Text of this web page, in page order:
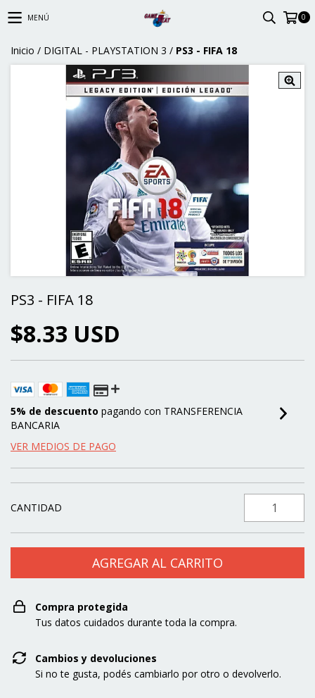
MENÚ 0
Inicio / DIGITAL - PLAYSTATION 3 / PS3 - FIFA 18
PS3 - FIFA 18
$8.33 USD
5% de descuento pagando con TRANSFERENCIA
BANCARIA
VER MEDIOS DE PAGO
CANTIDAD
Compra protegida
Tus datos cuidados durante toda la compra.
Cambios y devoluciones
Si no te gusta, podés cambiarlo por otro o devolverlo.